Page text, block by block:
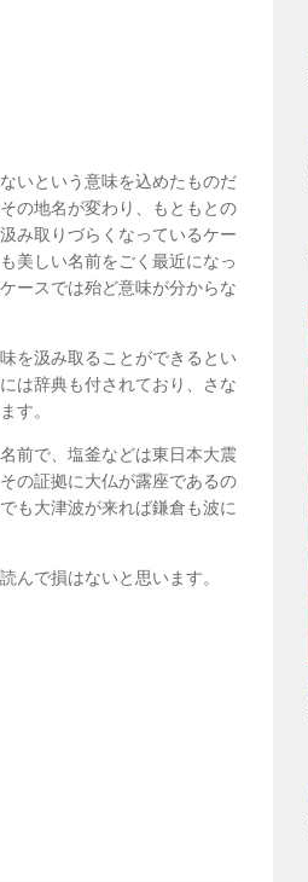
いという意味を込めたものだ
の地名が変わり、もともとの
み取りづらくなっているケー
美しい名前をごく最近になっ
ースでは殆ど意味が分からな
を汲み取ることができるとい
は辞典も付されており、さな
す。
前で、塩釜などは東日本大震
の証拠に大仏が露座であるの
も大津波が来れば鎌倉も波に
んで損はないと思います。